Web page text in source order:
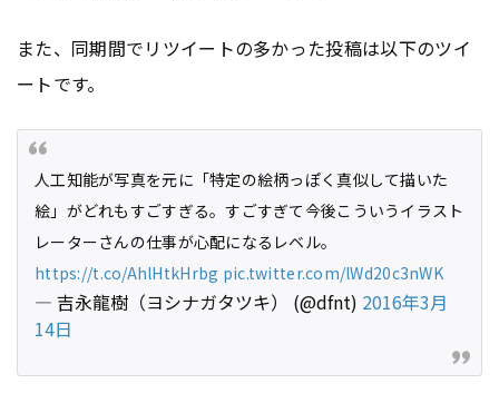
また、同期間でリツイートの多かった投稿は以下のツイ
ートです。
人工知能が写真を元に「特定の絵柄っぽく真似して描いた
絵」がどれもすごすぎる。すごすぎて今後こういうイラスト
レーターさんの仕事が心配になるレベル。
https://t.co/AhlHtkHrbg pic.twitter.com/lWd20c3nWK
— 吉永龍樹（ヨシナガタツキ） (@dfnt) 2016年3月
14日